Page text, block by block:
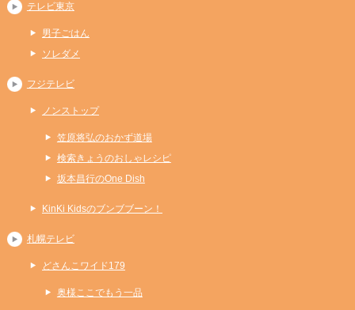
テレビ東京
男子ごはん
ソレダメ
フジテレビ
ノンストップ
笠原将弘のおかず道場
検索きょうのおしゃレシピ
坂本昌行のOne Dish
KinKi Kidsのブンブブーン！
札幌テレビ
どさんこワイド179
奥様ここでもう一品